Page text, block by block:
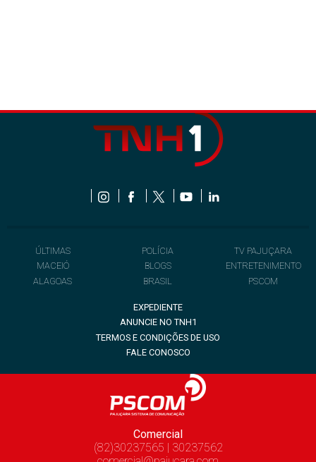
ÚLTIMAS
MACEIÓ
ALAGOAS
POLÍCIA
BLOGS
BRASIL
TV PAJUÇARA
ENTRETENIMENTO
PSCOM
EXPEDIENTE
ANUNCIE NO TNH1
TERMOS E CONDIÇÕES DE USO
FALE CONOSCO
Comercial
(82)30237565 | 30237562